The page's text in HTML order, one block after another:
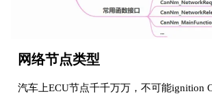
网络节点类型
汽车上ECU节点千千万万，不可能ignition